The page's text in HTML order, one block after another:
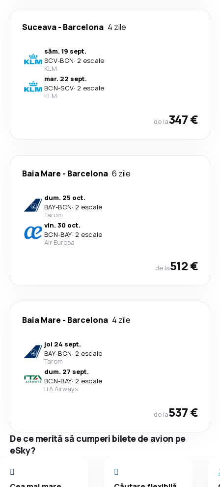
Suceava- Barcelona 4 zile
sâm. 19 sept.
SCV-BCN· 2 escale
KLM
mar. 22 sept.
BCN-SCV· 2 escale
KLM
de la347 €
Baia Mare - Barcelona 6 zile
dum. 25 oct.
BAY-BCN· 2 escale
Tarom
vin. 30 oct.
BCN-BAY· 2 escale
Air Europa
de la512 €
Baia Mare - Barcelona 4 zile
joi 24 sept.
BAY-BCN· 2 escale
Tarom
dum. 27 sept.
BCN-BAY· 2 escale
ITA Airways
de la537 €
De ce merită să cumperi bilete de avion pe
eSky?